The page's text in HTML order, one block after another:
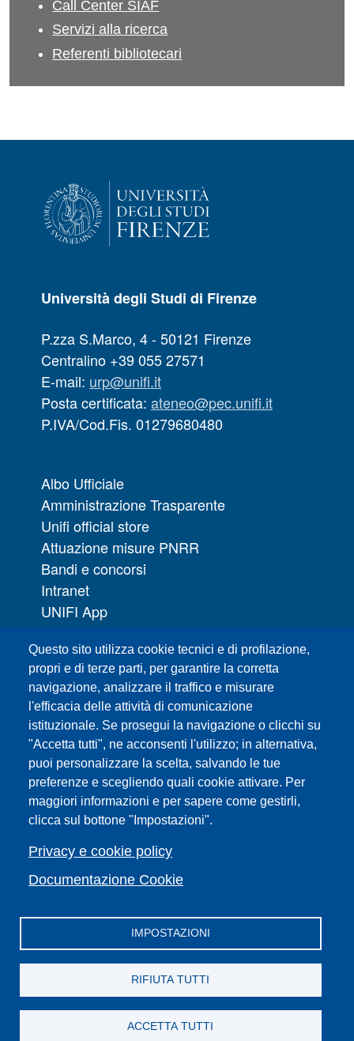
Call Center SIAF
Servizi alla ricerca
Referenti bibliotecari
Questo sito utilizza cookie tecnici e di profilazione,
propri e di terze parti, per garantire la corretta
navigazione, analizzare il traffico e misurare
l'efficacia delle attività di comunicazione
istituzionale. Se prosegui la navigazione o clicchi su
"Accetta tutti", ne acconsenti l'utilizzo; in alternativa,
puoi personalizzare la scelta, salvando le tue
preferenze e scegliendo quali cookie attivare. Per
maggiori informazioni e per sapere come gestirli,
clicca sul bottone "Impostazioni".
Privacy e cookie policy
Documentazione Cookie
IMPOSTAZIONI
RIFIUTA TUTTI
ACCETTA TUTTI
Università degli Studi di Firenze
P.zza S.Marco, 4 - 50121 Firenze
Centralino +39 055 27571
E-mail: urp@unifi.it
Posta certificata: ateneo@pec.unifi.it
P.IVA/Cod.Fis. 01279680480
Albo Ufficiale
Amministrazione Trasparente
Unifi official store
Attuazione misure PNRR
Bandi e concorsi
Intranet
UNIFI App
URP | Ufficio Relazioni con il Pubblico
Sedi
Mappa del sito
Webmaster e redazione web
Elenco dei siti tematici
Accessibilità
Feed RSS
Note legali del sito
Privacy policy
Cambia idea sui cookie
Facebook
X YouTubeSpotifyInstagramLinkedInTelegram
Flickr